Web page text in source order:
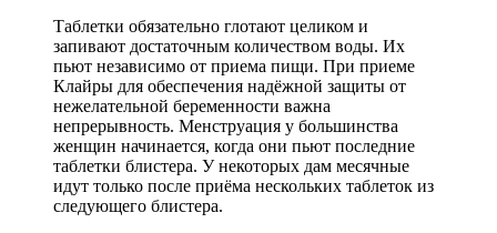
Таблетки обязательно глотают целиком и
запивают достаточным количеством воды. Их
пьют независимо от приема пищи. При приеме
Клайры для обеспечения надёжной защиты от
нежелательной беременности важна
непрерывность. Менструация у большинства
женщин начинается, когда они пьют последние
таблетки блистера. У некоторых дам месячные
идут только после приёма нескольких таблеток из
следующего блистера.